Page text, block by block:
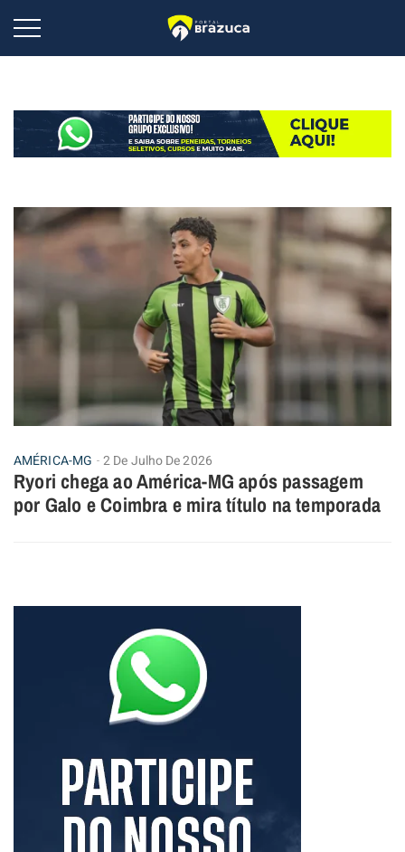
AMÉRICA-MG 2 De Julho De 2026
Ryori chega ao América-MG após passagem
por Galo e Coimbra e mira título na temporada